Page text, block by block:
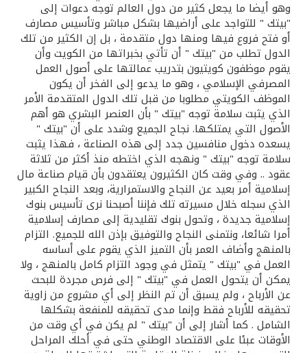
وهو أيضا ما يجعل كثير من دول العالم توجه دعوات إلى
"بيتك " للتواجد على أراضيها بشكل مباشر وتأسيس مصارف
أو فتح فروع فيها ومنها دول متقدمة ، بل إن الكثير من تلك
الدول تطلب من "بيتك " أن تأتي بخبراتها من الكويت وأن
يقوم موظفون كويتيون بتدريب عمالتها على أصول العمل
المصرفي الإسلامي ، وهو ما يدعو إلى الفخر أن يكون
الموظف الكويتي مطلوبا من قبل تلك الدول المتقدمة الأمر
الذي يثبت سلامة توجه "بيتك " بأن العنصر البشري هو أهم
الأصول التي يمتلكها. نجاح الجميع وشدد على أن "بيتك "
يسعده دخول منافسين جدد إلى هذه الصناعة ، فهذا يثبت
سلامة توجه "بيتك " ونهجه الذي اختطه منذ أكثر من ثلاثة
عقود .. وفي وقت كان الكثيرون يعتقدون بأن قيام صناعة مال
إسلامية أمر بعيد عن النجاح والاستمرارية، وبعد النجاح الكبير
الذي سجله خلال مسيرته تلك فإننا أصبحنا نرى تأسيس بنوك
إسلامية جديدة ، وتحول بنوك تقليدية إلى مصارف إسلامية
أمرا شائعا، ونتمنى النجاح والتوفيق بإذن الله للجميع. التزام
بالمنهج وأضاف العمر بأن التميز الذي يقوم على أساسه
العمل في "بيتك " يتمثل في وجود التزام كامل بالمنهج ، ولا
يمكن أن يتحول العمل في "بيتك " إلى فرص مجردة للبحث
عن الأرباح ، ولم يسبق أن تم النظر إلى أي مشروع من زاوية
تحقيقه للأرباح فقط وإنما مدى تحقيقه للمنفعة بشكلها
الشامل . كما أشار إلى أن "بيتك " لم يكن في أي وقت من
الأوقات عبئا على الاقتصاد الوطني حتى في أحلك المراحل